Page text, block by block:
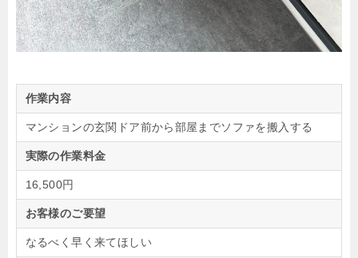
作業内容
マンションの玄関ドア前から部屋までソファを搬入する
実際の作業料金
16,500円
お客様のご要望
なるべく早く来てほしい